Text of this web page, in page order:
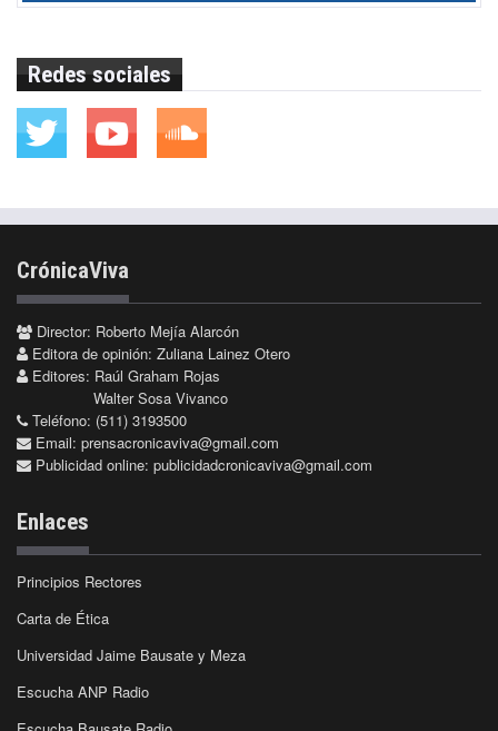
Redes sociales
CrónicaViva
Director: Roberto Mejía Alarcón
Editora de opinión: Zuliana Lainez Otero
Editores: Raúl Graham Rojas
Walter Sosa Vivanco
Teléfono: (511) 3193500
Email: prensacronicaviva@gmail.com
Publicidad online: publicidadcronicaviva@gmail.com
Enlaces
Principios Rectores
Carta de Ética
Universidad Jaime Bausate y Meza
Escucha ANP Radio